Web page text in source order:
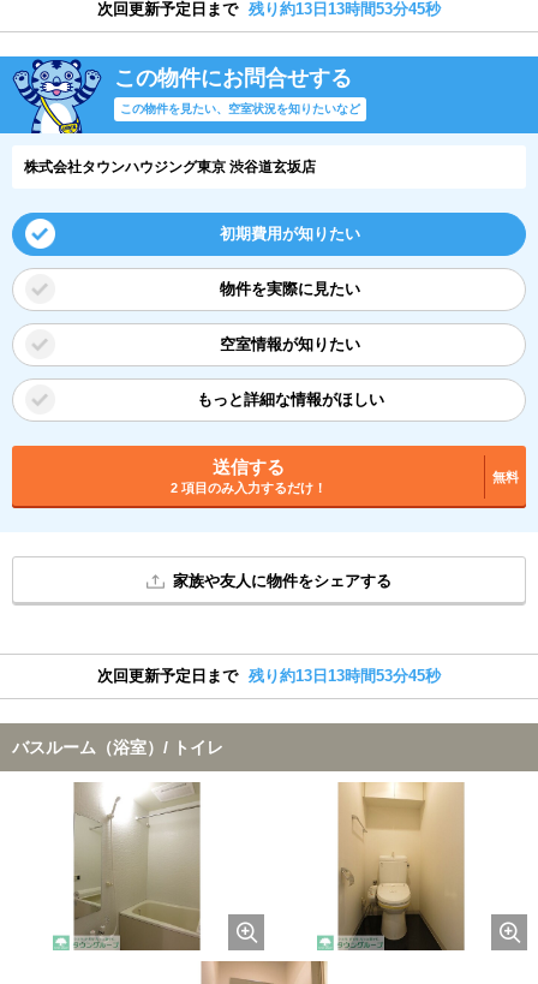
次回更新予定日まで 残り約13日13時間53分44秒
この物件にお問合せする
この物件を見たい、空室状況を知りたいなど
株式会社タウンハウジング東京 渋谷道玄坂店
初期費用が知りたい
物件を実際に見たい
空室情報が知りたい
もっと詳細な情報がほしい
送信する
2 項目のみ入力するだけ！
無料
家族や友人に物件をシェアする
次回更新予定日まで 残り約13日13時間53分44秒
バスルーム（浴室）/ トイレ